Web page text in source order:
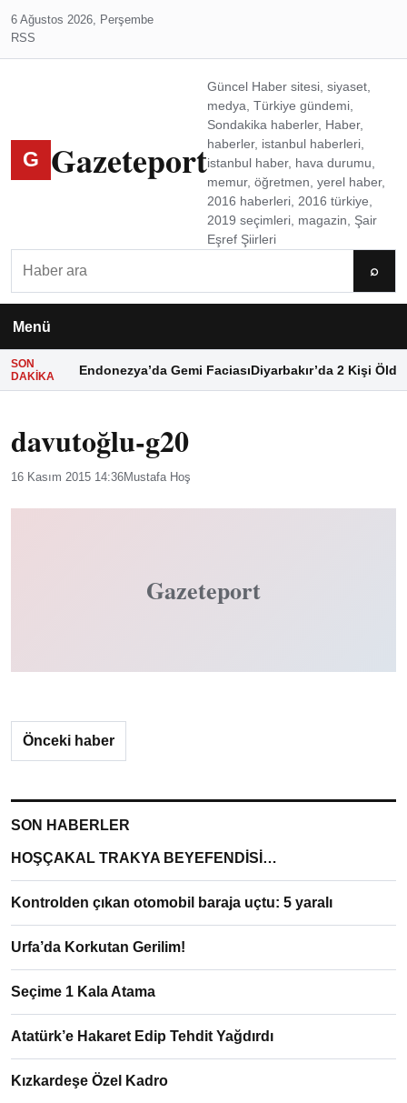
6 Ağustos 2026, Perşembe
RSS
G Gazeteport
Güncel Haber sitesi, siyaset,
medya, Türkiye gündemi,
Sondakika haberler, Haber,
haberler, istanbul haberleri,
istanbul haber, hava durumu,
memur, öğretmen, yerel haber,
2016 haberleri, 2016 türkiye,
2019 seçimleri, magazin, Şair
Eşref Şiirleri
⌕
Menü
SON
DAKIKA
Endonezya’da Gemi FaciasıDiyarbakır’da 2 Kişi Öldü
davutoğlu-g20
16 Kasım 2015 14:36Mustafa Hoş
Gazeteport
Önceki haber
SON HABERLER
HOŞÇAKAL TRAKYA BEYEFENDİSİ…
Kontrolden çıkan otomobil baraja uçtu: 5 yaralı
Urfa’da Korkutan Gerilim!
Seçime 1 Kala Atama
Atatürk’e Hakaret Edip Tehdit Yağdırdı
Kızkardeşe Özel Kadro